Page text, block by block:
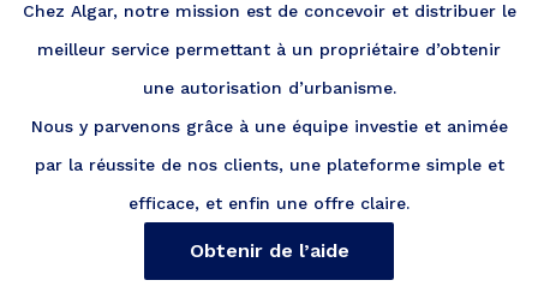
Chez Algar, notre mission est de concevoir et distribuer le
meilleur service permettant à un propriétaire d’obtenir
une autorisation d’urbanisme.
Nous y parvenons grâce à une équipe investie et animée
par la réussite de nos clients, une plateforme simple et
efficace, et enfin une offre claire.
Obtenir de l’aide